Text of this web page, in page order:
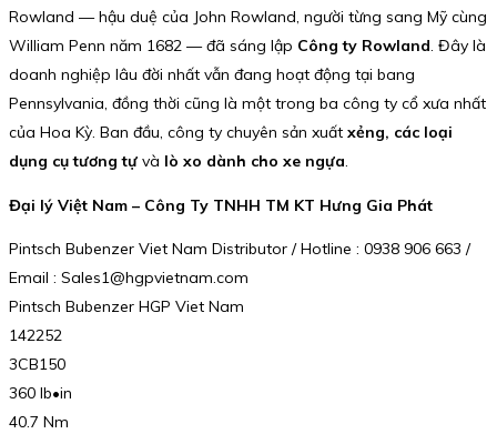
Rowland — hậu duệ của John Rowland, người từng sang Mỹ cùng
William Penn năm 1682 — đã sáng lập Công ty Rowland. Đây là
doanh nghiệp lâu đời nhất vẫn đang hoạt động tại bang
Pennsylvania, đồng thời cũng là một trong ba công ty cổ xưa nhất
của Hoa Kỳ. Ban đầu, công ty chuyên sản xuất xẻng, các loại
dụng cụ tương tự và lò xo dành cho xe ngựa.
Đại lý Việt Nam – Công Ty TNHH TM KT Hưng Gia Phát
Pintsch Bubenzer Viet Nam Distributor / Hotline : 0938 906 663 /
Email : Sales1@hgpvietnam.com
Pintsch Bubenzer HGP Viet Nam
142252
3CB150
360 lb•in
40.7 Nm